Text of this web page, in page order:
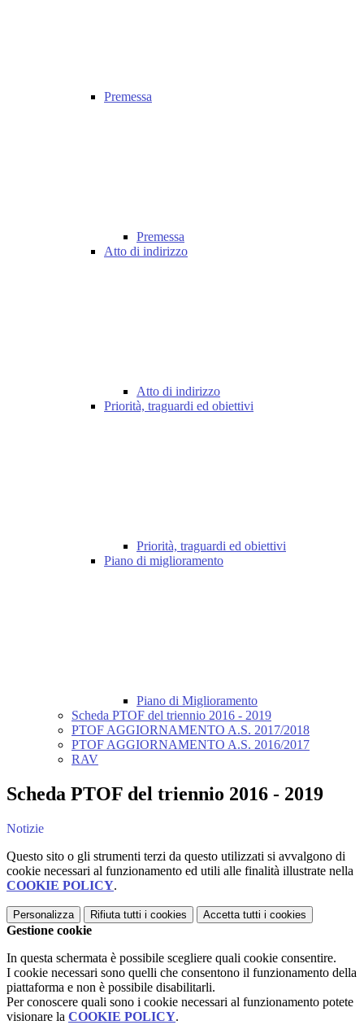
Premessa
Premessa
Atto di indirizzo
Atto di indirizzo
Priorità, traguardi ed obiettivi
Priorità, traguardi ed obiettivi
Piano di miglioramento
Piano di Miglioramento
Scheda PTOF del triennio 2016 - 2019
PTOF AGGIORNAMENTO A.S. 2017/2018
PTOF AGGIORNAMENTO A.S. 2016/2017
RAV
Scheda PTOF del triennio 2016 - 2019
Notizie
Questo sito o gli strumenti terzi da questo utilizzati si avvalgono di
cookie necessari al funzionamento ed utili alle finalità illustrate nella
COOKIE POLICY.
Personalizza Rifiuta tutti i cookies Accetta tutti i cookies
Gestione cookie
In questa schermata è possibile scegliere quali cookie consentire.
I cookie necessari sono quelli che consentono il funzionamento della
piattaforma e non è possibile disabilitarli.
Per conoscere quali sono i cookie necessari al funzionamento potete
visionare la COOKIE POLICY.